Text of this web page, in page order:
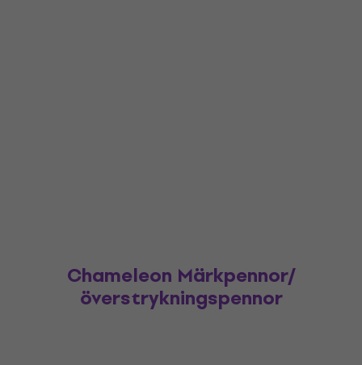
Chameleon Märkpennor/
överstrykningspennor